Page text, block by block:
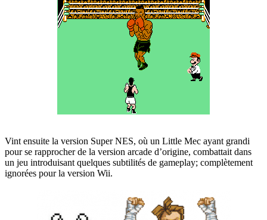
Vint ensuite la version Super NES, où un Little Mec ayant grandi
pour se rapprocher de la version arcade d’origine, combattait dans
un jeu introduisant quelques subtilités de gameplay; complètement
ignorées pour la version Wii.